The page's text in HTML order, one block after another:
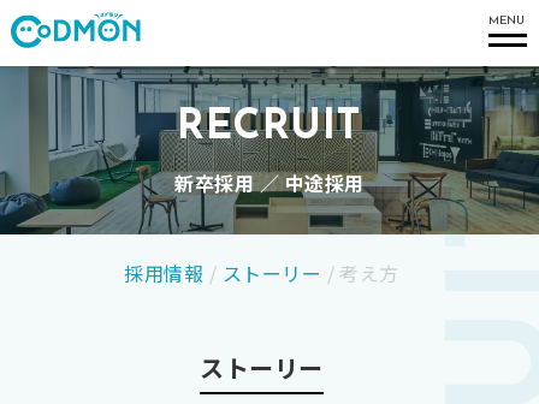
MENU
RECRUIT
新卒採用 ／ 中途採用
採用情報 / ストーリー /考え方
ストーリー